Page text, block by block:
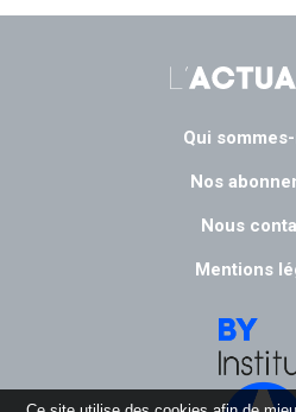
Qui
Nos
Nous
Mentions